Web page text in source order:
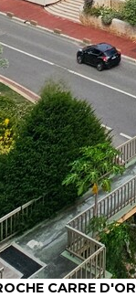
CARRE D'OR